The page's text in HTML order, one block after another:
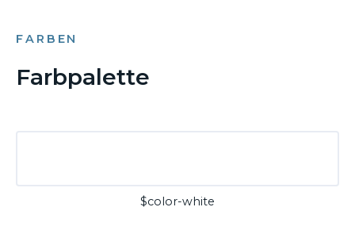
FARBEN
Farbpalette
$color-white